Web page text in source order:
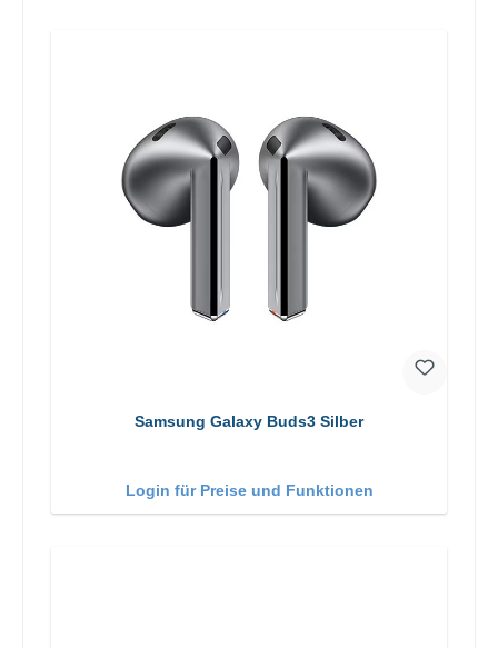
Samsung Galaxy Buds3 Silber
Login für Preise und Funktionen